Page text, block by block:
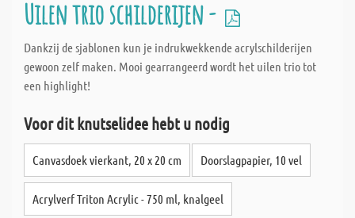
Uilen trio schilderijen -
Dankzij de sjablonen kun je indrukwekkende acrylschilderijen
gewoon zelf maken. Mooi gearrangeerd wordt het uilen trio tot
een highlight!
Voor dit knutselidee hebt u nodig
Canvasdoek vierkant, 20 x 20 cm Doorslagpapier, 10 vel
Acrylverf Triton Acrylic - 750 ml, knalgeel